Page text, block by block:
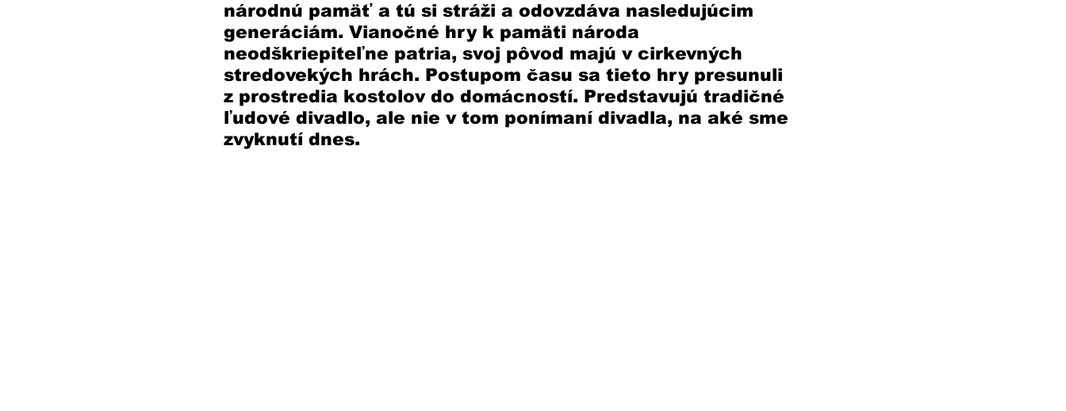
národnú pamäť a tú si stráži a odovzdáva nasledujúcim
generáciám. Vianočné hry k pamäti národa
neodškriepiteľne patria, svoj pôvod majú v cirkevných
stredovekých hrách. Postupom času sa tieto hry presunuli
z prostredia kostolov do domácností. Predstavujú tradičné
ľudové divadlo, ale nie v tom ponímaní divadla, na aké sme
zvyknutí dnes.